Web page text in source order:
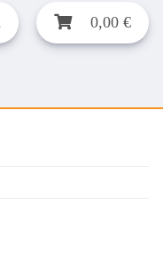
0,00 €